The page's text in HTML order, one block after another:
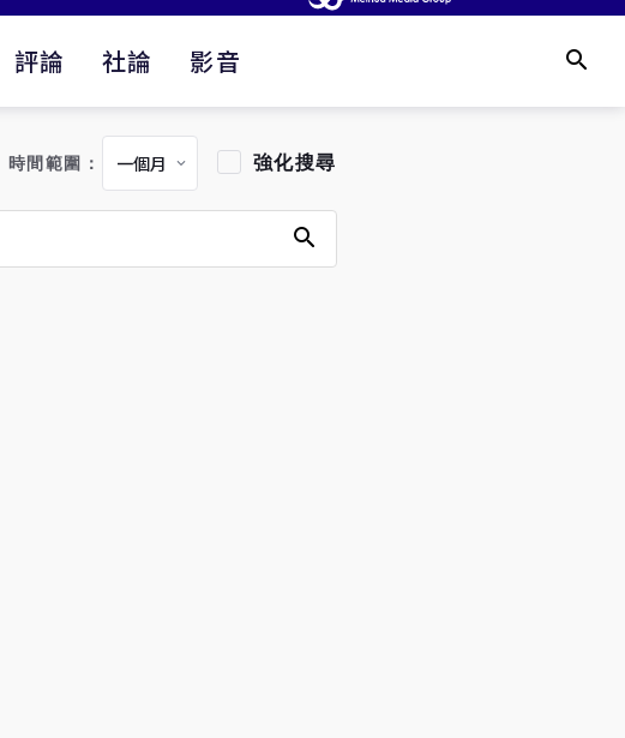
評論 社論 影音
時間範圍： 強化搜尋